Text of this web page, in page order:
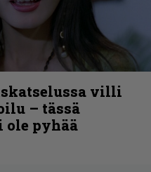
villi
– tässä
ole pyhää